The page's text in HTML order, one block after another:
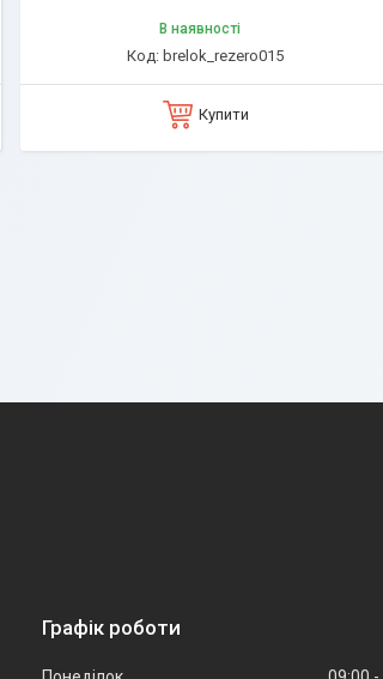
В наявності
brelok_rezero015
Купити
Графік роботи